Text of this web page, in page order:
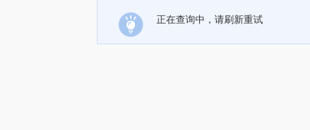
正在查询中，请刷新重试